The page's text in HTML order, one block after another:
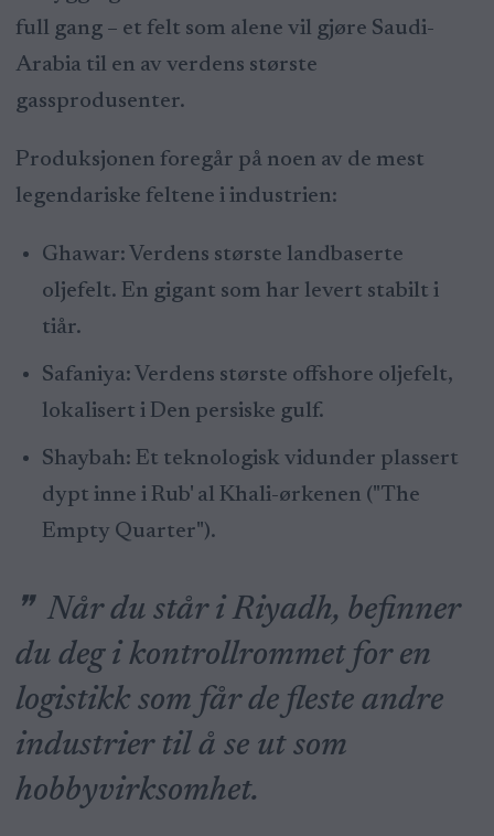
full gang – et felt som alene vil gjøre Saudi-
Arabia til en av verdens største
gassprodusenter.
Produksjonen foregår på noen av de mest
legendariske feltene i industrien:
Ghawar: Verdens største landbaserte
oljefelt. En gigant som har levert stabilt i
tiår.
Safaniya: Verdens største offshore oljefelt,
lokalisert i Den persiske gulf.
Shaybah: Et teknologisk vidunder plassert
dypt inne i Rub' al Khali-ørkenen ("The
Empty Quarter").
Når du står i Riyadh, befinner
du deg i kontrollrommet for en
logistikk som får de fleste andre
industrier til å se ut som
hobbyvirksomhet.